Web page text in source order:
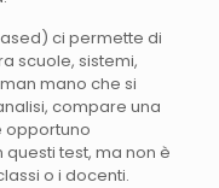
ci permette di
scuole, sistemi,
mano che si
compare una
opportuno
test, ma non è
o i docenti.